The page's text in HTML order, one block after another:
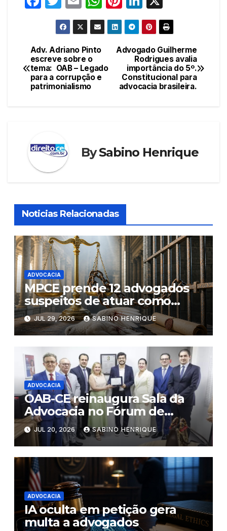
e
b
o
w
itt
er
m
ail
h
at
A
nt
er
e
st
n
k
e
dI
n
Navegação
de
Post
Advogado Guilherme
Rodrigues avalia
importância do 5º.
Constitucional para
advocacia brasileira.
Adv. Adriano Pinto
escreve sobre o
tema: OAB – Legado
para a corrupção e
patrimonialismo
BySabino Henrique
Noticias Relacionadas
ADVOCACIA
MPCE prende 12 advogados
suspeitos de atuar como
“pombos- correio” de facções
criminosas no Ceará
JUL 29, 2026 SABINO HENRIQUE
ADVOCACIA
OAB-CE reinaugura Sala da
Advocacia no Fórum de
Eusébio
JUL 20, 2026 SABINO HENRIQUE
ADVOCACIA
IA oculta em petição gera
multa a advogados